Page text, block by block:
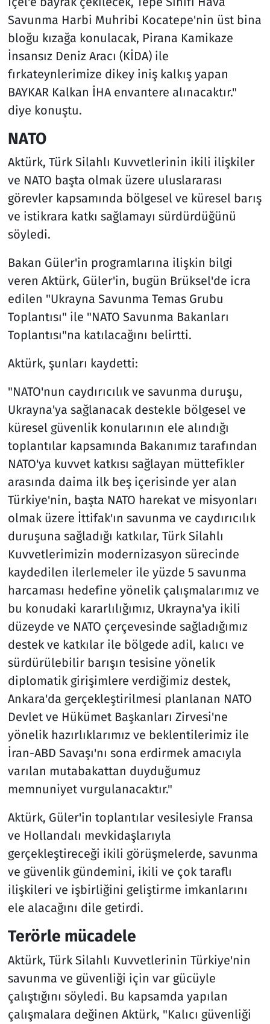
Savunma Harbi Muhribi Kocatepe'nin üst bina
bloğu kızağa konulacak, Pirana Kamikaze
İnsansız Deniz Aracı (KİDA) ile
fırkateynlerimize dikey iniş kalkış yapan
BAYKAR Kalkan İHA envantere alınacaktır."
diye konuştu.
NATO
Aktürk, Türk Silahlı Kuvvetlerinin ikili ilişkiler
ve NATO başta olmak üzere uluslararası
görevler kapsamında bölgesel ve küresel barış
ve istikrara katkı sağlamayı sürdürdüğünü
söyledi.
Bakan Güler'in programlarına ilişkin bilgi
veren Aktürk, Güler'in, bugün Brüksel'de icra
edilen "Ukrayna Savunma Temas Grubu
Toplantısı" ile "NATO Savunma Bakanları
Toplantısı"na katılacağını belirtti.
Aktürk, şunları kaydetti:
"NATO'nun caydırıcılık ve savunma duruşu,
Ukrayna'ya sağlanacak destekle bölgesel ve
küresel güvenlik konularının ele alındığı
toplantılar kapsamında Bakanımız tarafından
NATO'ya kuvvet katkısı sağlayan müttefikler
arasında daima ilk beş içerisinde yer alan
Türkiye'nin, başta NATO harekat ve misyonları
olmak üzere İttifak'ın savunma ve caydırıcılık
duruşuna sağladığı katkılar, Türk Silahlı
Kuvvetlerimizin modernizasyon sürecinde
kaydedilen ilerlemeler ile yüzde 5 savunma
harcaması hedefine yönelik çalışmalarımız ve
bu konudaki kararlılığımız, Ukrayna'ya ikili
düzeyde ve NATO çerçevesinde sağladığımız
destek ve katkılar ile bölgede adil, kalıcı ve
sürdürülebilir barışın tesisine yönelik
diplomatik girişimlere verdiğimiz destek,
Ankara'da gerçekleştirilmesi planlanan NATO
Devlet ve Hükümet Başkanları Zirvesi'ne
yönelik hazırlıklarımız ve beklentilerimiz ile
İran-ABD Savaşı'nı sona erdirmek amacıyla
varılan mutabakattan duyduğumuz
memnuniyet vurgulanacaktır."
Aktürk, Güler'in toplantılar vesilesiyle Fransa
ve Hollandalı mevkidaşlarıyla
gerçekleştireceği ikili görüşmelerde, savunma
ve güvenlik gündemini, ikili ve çok taraflı
ilişkileri ve işbirliğini geliştirme imkanlarını
ele alacağını dile getirdi.
Terörle mücadele
Aktürk, Türk Silahlı Kuvvetlerinin Türkiye'nin
savunma ve güvenliği için var gücüyle
çalıştığını söyledi. Bu kapsamda yapılan
çalışmalara değinen Aktürk, "Kalıcı güvenliği